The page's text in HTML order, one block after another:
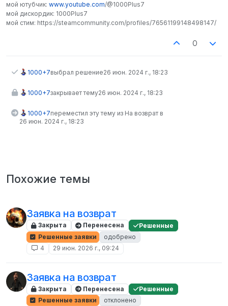
мой ютубчик: www.youtube.com/@1000Plus7
мой дискордик: 1000Plus7
мой стим: https://steamcommunity.com/profiles/76561199148498147/
0
1000+7выбрал решение26 июн. 2024 г., 18:23
1000+7закрывает тему26 июн. 2024 г., 18:23
1000+7переместил эту тему из На возврат в
26 июн. 2024 г., 18:23
Похожие темы
Заявка на возврат
Закрыта Перенесена
Решенные
Решенные заявки
одобрено
4
29 июн. 2026 г., 09:24
Заявка на возврат
Закрыта Перенесена
Решенные
Решенные заявки
отклонено